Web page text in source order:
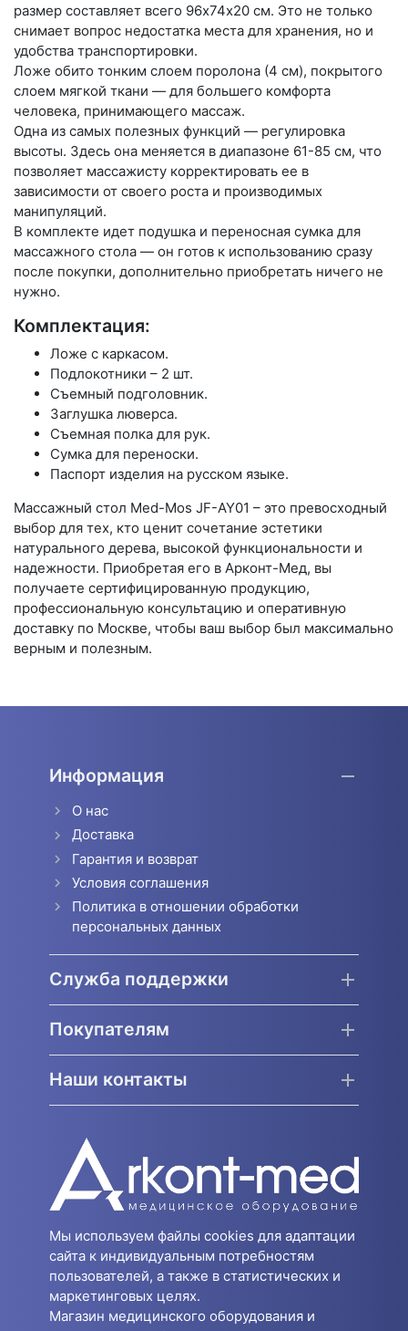
размер составляет всего 96х74х20 см. Это не только
снимает вопрос недостатка места для хранения, но и
удобства транспортировки.
Ложе обито тонким слоем поролона (4 см), покрытого
слоем мягкой ткани — для большего комфорта
человека, принимающего массаж.
Одна из самых полезных функций — регулировка
высоты. Здесь она меняется в диапазоне 61-85 см, что
позволяет массажисту корректировать ее в
зависимости от своего роста и производимых
манипуляций.
В комплекте идет подушка и переносная сумка для
массажного стола — он готов к использованию сразу
после покупки, дополнительно приобретать ничего не
нужно.
Комплектация:
Ложе с каркасом.
Подлокотники – 2 шт.
Съемный подголовник.
Заглушка люверса.
Съемная полка для рук.
Сумка для переноски.
Паспорт изделия на русском языке.
Массажный стол Med-Mos JF-AY01 – это превосходный
выбор для тех, кто ценит сочетание эстетики
натурального дерева, высокой функциональности и
надежности. Приобретая его в Арконт-Мед, вы
получаете сертифицированную продукцию,
профессиональную консультацию и оперативную
доставку по Москве, чтобы ваш выбор был максимально
верным и полезным.
Информация
О нас
Доставка
Гарантия и возврат
Условия соглашения
Политика в отношении обработки
персональных данных
Служба поддержки
Покупателям
Наши контакты
Мы используем файлы cookies для адаптации
сайта к индивидуальным потребностям
пользователей, а также в статистических и
маркетинговых целях.
Магазин медицинского оборудования и